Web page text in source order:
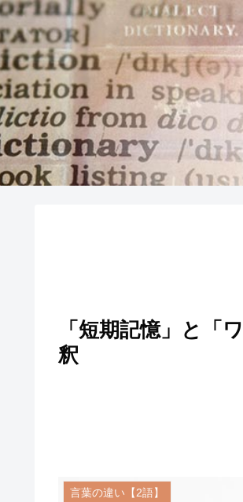
「短期記憶」と「
釈
言葉の違い【2語】